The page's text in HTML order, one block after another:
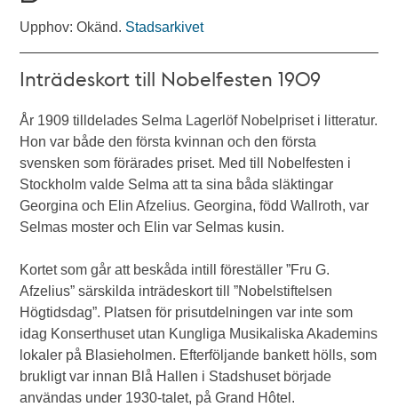
Upphov: Okänd. Stadsarkivet
Inträdeskort till Nobelfesten 1909
År 1909 tilldelades Selma Lagerlöf Nobelpriset i litteratur.
Hon var både den första kvinnan och den första
svensken som förärades priset. Med till Nobelfesten i
Stockholm valde Selma att ta sina båda släktingar
Georgina och Elin Afzelius. Georgina, född Wallroth, var
Selmas moster och Elin var Selmas kusin.
Kortet som går att beskåda intill föreställer ”Fru G.
Afzelius” särskilda inträdeskort till ”Nobelstiftelsen
Högtidsdag”. Platsen för prisutdelningen var inte som
idag Konserthuset utan Kungliga Musikaliska Akademins
lokaler på Blasieholmen. Efterföljande bankett hölls, som
brukligt var innan Blå Hallen i Stadshuset började
användas under 1930-talet, på Grand Hôtel.